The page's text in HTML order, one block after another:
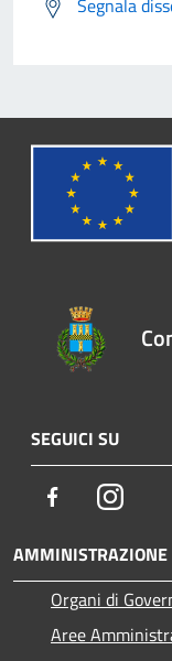
Segnala
SEGUICI SU
Facebook
AMMINISTRAZIONE
Organi di
Aree